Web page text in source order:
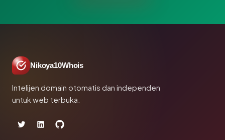
Nikoya10Whois
Intelijen domain otomatis dan independen
untuk web terbuka.